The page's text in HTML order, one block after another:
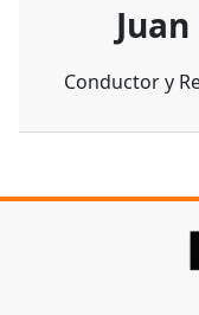
Conductor y